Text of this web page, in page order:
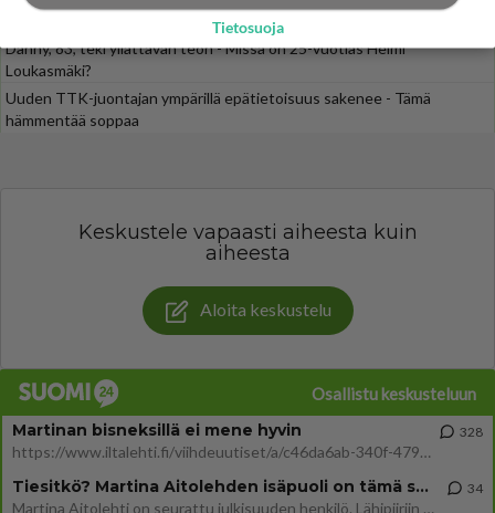
Danny, 83, teki yllättävän teon - Missä on 25-vuotias Helmi
Loukasmäki?
Uuden TTK-juontajan ympärillä epätietoisuus sakenee - Tämä
hämmentää soppaa
Keskustele vapaasti aiheesta kuin
aiheesta
Aloita keskustelu
Osallistu keskusteluun
Martinan bisneksillä ei mene hyvin
https://www.iltalehti.fi/viihdeuutiset/a/c46da6ab-340f-4790-aaa7-0865eed2336 Yrityksen konkurssihakemus on tullut kärä
328
Tiesitkö? Martina Aitolehden isäpuoli on tämä suosittu laulaja
Martina Aitolehti on seurattu julkisuuden henkilö. Lähipiiriin mahtuu muitakin tunnettuja henkilöitä. Tiesitkö, että Ma
34
Tietosuoja